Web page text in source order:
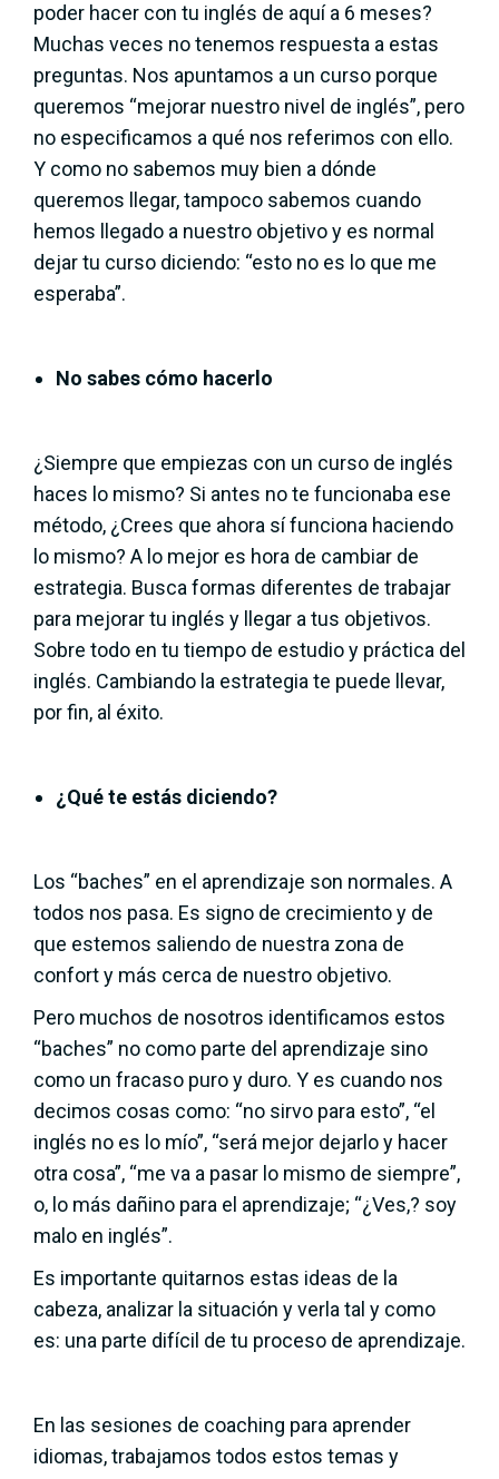
poder hacer con tu inglés de aquí a 6 meses?
Muchas veces no tenemos respuesta a estas
preguntas. Nos apuntamos a un curso porque
queremos “mejorar nuestro nivel de inglés”, pero
no especificamos a qué nos referimos con ello.
Y como no sabemos muy bien a dónde
queremos llegar, tampoco sabemos cuando
hemos llegado a nuestro objetivo y es normal
dejar tu curso diciendo: “esto no es lo que me
esperaba”.
No sabes cómo hacerlo
¿Siempre que empiezas con un curso de inglés
haces lo mismo? Si antes no te funcionaba ese
método, ¿Crees que ahora sí funciona haciendo
lo mismo? A lo mejor es hora de cambiar de
estrategia. Busca formas diferentes de trabajar
para mejorar tu inglés y llegar a tus objetivos.
Sobre todo en tu tiempo de estudio y práctica del
inglés. Cambiando la estrategia te puede llevar,
por fin, al éxito.
¿Qué te estás diciendo?
Los “baches” en el aprendizaje son normales. A
todos nos pasa. Es signo de crecimiento y de
que estemos saliendo de nuestra zona de
confort y más cerca de nuestro objetivo.
Pero muchos de nosotros identificamos estos
“baches” no como parte del aprendizaje sino
como un fracaso puro y duro. Y es cuando nos
decimos cosas como: “no sirvo para esto”, “el
inglés no es lo mío”, “será mejor dejarlo y hacer
otra cosa”, “me va a pasar lo mismo de siempre”,
o, lo más dañino para el aprendizaje; “¿Ves,? soy
malo en inglés”.
Es importante quitarnos estas ideas de la
cabeza, analizar la situación y verla tal y como
es: una parte difícil de tu proceso de aprendizaje.
En las sesiones de coaching para aprender
idiomas, trabajamos todos estos temas y